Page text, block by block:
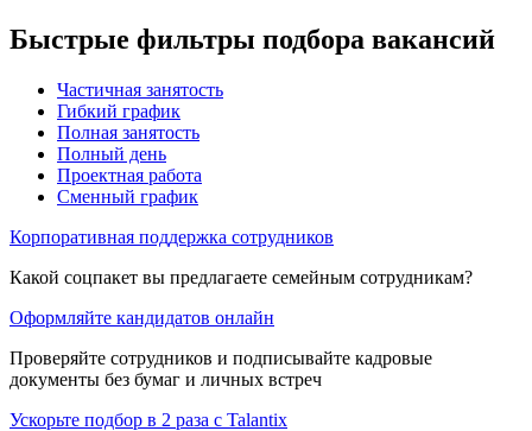
Быстрые фильтры подбора вакансий
Частичная занятость
Гибкий график
Полная занятость
Полный день
Проектная работа
Сменный график
Корпоративная поддержка сотрудников
Какой соцпакет вы предлагаете семейным сотрудникам?
Оформляйте кандидатов онлайн
Проверяйте сотрудников и подписывайте кадровые
документы без бумаг и личных встреч
Ускорьте подбор в 2 раза с Talantix